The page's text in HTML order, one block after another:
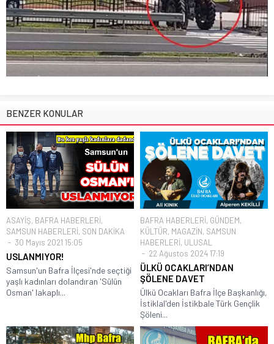
BENZER KONULAR
ASAYİŞ, BAFRA HABERLERİ,
SAMSUN HABERLERİ, SON DAKİKA
30 Mayıs 2021 15:05
USLANMIYOR!
Samsun'un Bafra İlçesi'nde seçtiği
yaşlı kadınları dolandıran 'Sülün
Osman' lakaplı...
BAFRA HABERLERİ, GÜNDEM,
KÜLTÜR, MAGAZİN, SAMSUN
HABERLERİ, ULUSAL
22 Ağustos 2024 17:19
ÜLKÜ OCAKLARI’NDAN
ŞÖLENE DAVET
Ülkü Ocakları Bafra İlçe Başkanlığı,
İstiklal'den İstikbale Türk Gençlik
Şöleni...